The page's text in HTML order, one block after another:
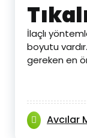
İlaçlı
boyutu
gereken en
Avcılar